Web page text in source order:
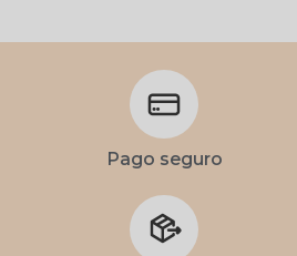
Pago seguro